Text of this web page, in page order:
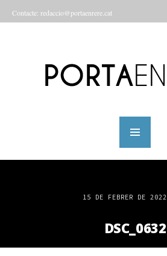
Contacte: redaccio@portaenrere.cat
15 DE FEBRER DE 2022
DSC_0632